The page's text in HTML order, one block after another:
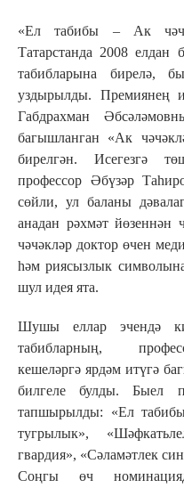
«Ел табибы – Ак
Татарстанда 2008
табибларына бирелә,
уздырылды. Премиянең
Габдрахман
багышланган «Ак
бирелгән. Исегезгә
профессор Әбүзәр
сөйли, ул баланы
анадан рәхмәт йөзеннән
чәчәкләр доктор өчен
һәм риясызлык
шул идея ята.
Шушы еллар эчендә
табибларның,
кешеләргә ярдәм итүгә
билгеле булды. Быел
тапшырылды: «Ел
тугрылык»,
гвардия», «Сәламәтлек
Соңгы өч